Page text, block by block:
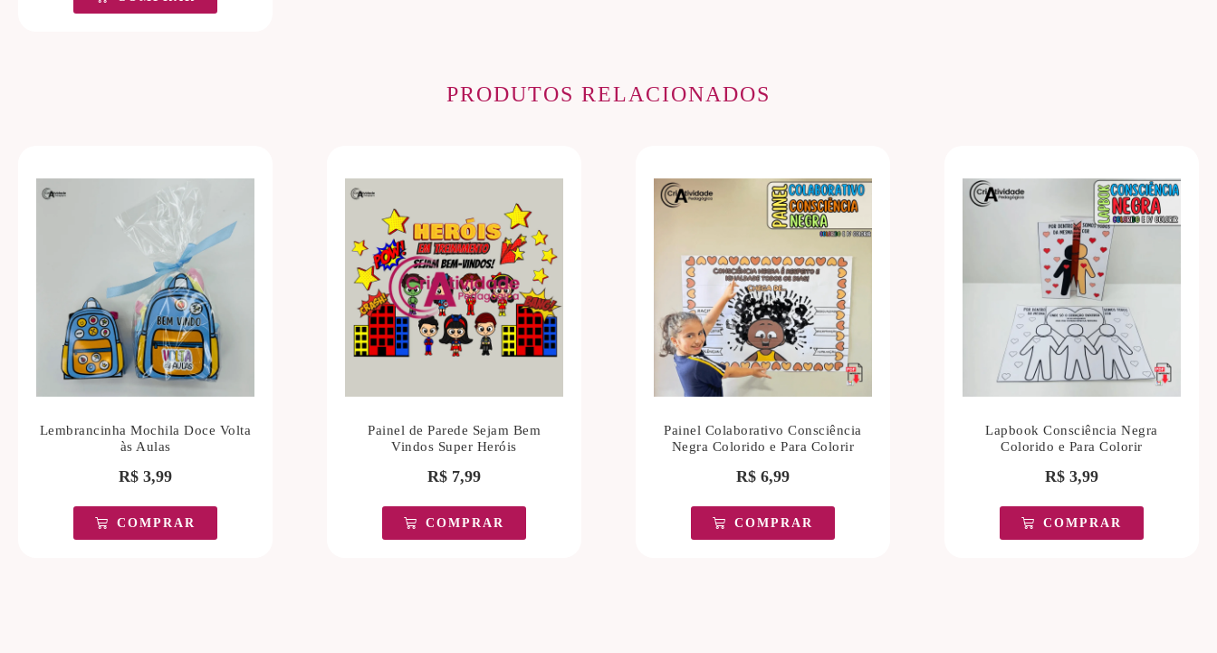
PRODUTOS RELACIONADOS
Lembrancinha Mochila Doce Volta
às Aulas
R$ 3,99
COMPRAR
Painel de Parede Sejam Bem
Vindos Super Heróis
R$ 7,99
COMPRAR
Painel Colaborativo Consciência
Negra Colorido e Para Colorir
R$ 6,99
COMPRAR
Lapbook Consciência Negra
Colorido e Para Colorir
R$ 3,99
COMPRAR